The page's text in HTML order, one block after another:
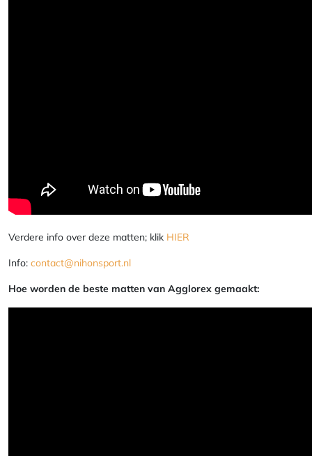
Verdere info over deze matten; klik HIER
Info: contact@nihonsport.nl
Hoe worden de beste matten van Agglorex gemaakt: